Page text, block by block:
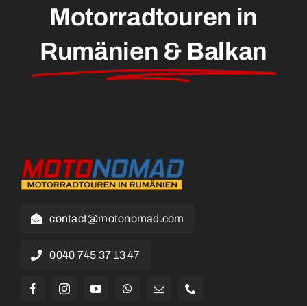
Motorradtouren in
Rumänien & Balkan
contact@motonomad.com
0040 745 37 13 47